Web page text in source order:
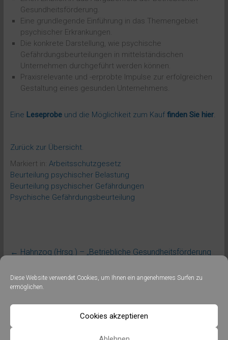
Diese Website verwendet Cookies, um Ihnen ein angenehmeres Surfen zu
ermöglichen.
Cookies akzeptieren
Gesundheitsförderung.
Eine grundlegende Einführung in das Themengebiet
psychischer Erkrankungen.
Die konkrete Darstellung, wie psychische
Gefährdungsbeurteilungen in mittelständischen
Unternehmen durchgeführt werden können.
Praxisrelevante und -erprobte Impulse zur erfolgreichen
Gestaltung eines gesunden Unternehmens.
Eine Leseprobeund die Möglichkeit zum Kauf finden Sie hier.
Zurück zur Übersicht.
Markiert in: Arbeitsschutzgesetz
Beurteilung psychischer Belastung
Beurteilung psychischer Gefährdungen
Psychische Gefährdungsbeurteilung
← Hahnzog (Hrsg.) – „Betriebliche Gesundheitsförderung
Hahnzog – „Gesunde Führung“